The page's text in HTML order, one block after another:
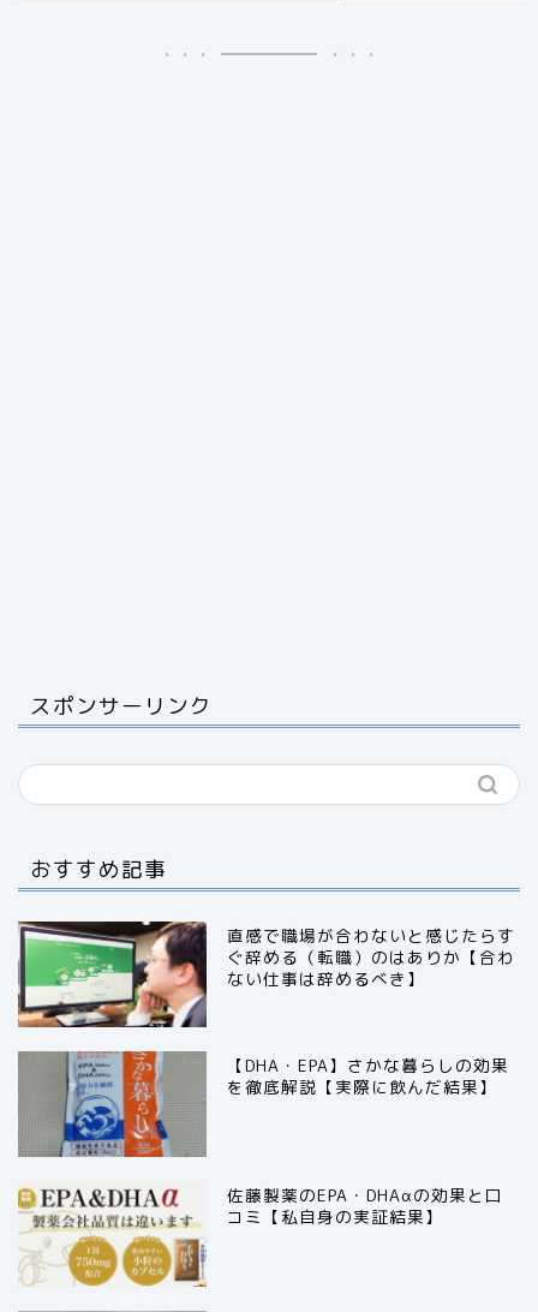
スポンサーリンク
おすすめ記事
直感で職場が合わないと感じたらす
ぐ辞める（転職）のはありか【合わ
ない仕事は辞めるべき】
【DHA・EPA】さかな暮らしの効果
を徹底解説【実際に飲んだ結果】
佐藤製薬のEPA・DHAαの効果と口
コミ【私自身の実証結果】